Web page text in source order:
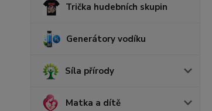
Trička hudebních skupin
Generátory vodíku
Síla přírody
Matka a dítě